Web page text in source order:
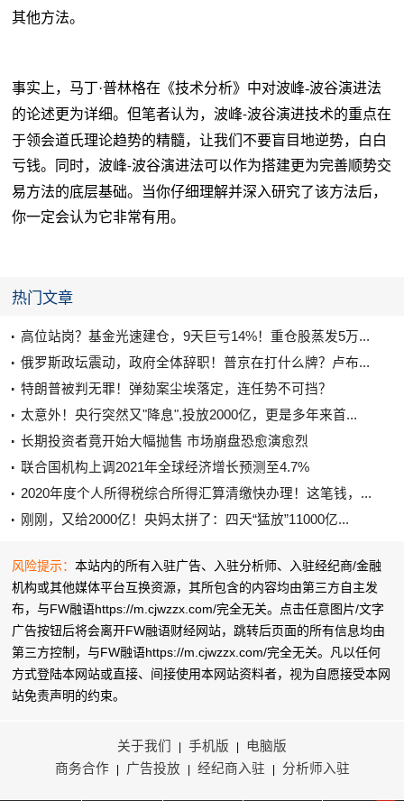
其他方法。
事实上 ， 马丁·普林格在 《技术分析》中对波峰-波谷演进法
的论述更为详细。但笔者认为，波峰-波谷演进技术的重点在
于领会道氏理论趋势的精髓，让我们不要盲目地逆势，白白
亏钱。同时，波峰-波谷演进法可以作为搭建更为完善顺势交
易方法的底层基础。当你仔细理解并深入研究了该方法后，
你一定会认为它非常有用。
热门文章
高位站岗？基金光速建仓，9天巨亏14%！重仓股蒸发5万...
俄罗斯政坛震动，政府全体辞职！普京在打什么牌？卢布...
特朗普被判无罪！弹劾案尘埃落定，连任势不可挡？
太意外！央行突然又"降息",投放2000亿，更是多年来首...
长期投资者竟开始大幅抛售 市场崩盘恐愈演愈烈
联合国机构上调2021年全球经济增长预测至4.7%
2020年度个人所得税综合所得汇算清缴快办理！这笔钱，...
刚刚，又给2000亿！央妈太拼了：四天“猛放”11000亿...
风险提示：本站内的所有入驻广告、入驻分析师、入驻经纪商/金融
机构或其他媒体平台互换资源，其所包含的内容均由第三方自主发
布，与FW融语https://m.cjwzzx.com/完全无关。点击任意图片/文字
广告按钮后将会离开FW融语财经网站，跳转后页面的所有信息均由
第三方控制，与FW融语https://m.cjwzzx.com/完全无关。凡以任何
方式登陆本网站或直接、间接使用本网站资料者，视为自愿接受本网
站免责声明的约束。
关于我们 手机版
电脑版
商务合作
广告投放 经纪商入驻 分析师入驻